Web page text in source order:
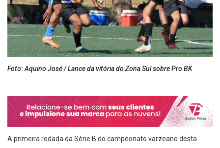
Foto: Aquino José / Lance da vitória do Zona Sul sobre Pro BK
A primeira rodada da Série B do campeonato varzeano desta